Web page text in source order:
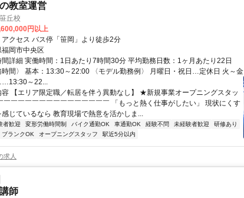
教室運営
丘校
円以上
アクセス バス停「笹岡」より徒歩2分
岡市中央区
間詳細 実働時間：1日あたり7時間30分 平均勤務日数：1ヶ月あたり22日
時間〉 基本：13:30～22:00 〈モデル勤務例〉 月曜日・祝日…定休日 火～金
～22...
容 【エリア限定職／転居を伴う異動なし】 ★新規事業オープニングスタッ
￣￣￣￣￣￣￣￣￣￣￣￣￣￣ 「もっと熱く仕事がしたい」 現状にくす
感じているなら 教育現場で熱意を活かしま...
者歓迎 変形労働時間制 バイク通勤OK 車通勤OK 経験不問 未経験者歓迎
研修あり
ブランクOK オープニングスタッフ 駅近5分以内
求人
師